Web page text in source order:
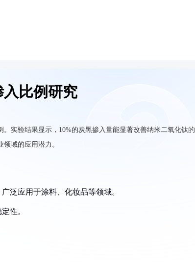
比例研究
实验结果显示，10%的炭黑掺入量能显著改善纳米二氧化钛的
域的应用潜力。
泛应用于涂料、化妆品等领域。
性。